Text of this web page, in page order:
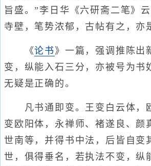
旨盛。”李日华《六研斋二笔》
寺壁，笔势浓郁，古帖有之，亦
《论书 》一篇，强调推陈出
变，纵能入石三分，亦被号为书
无疑是正确的。
凡书通即变。王变白云体，
变欧阳体，永禅师、褚遂良、颜
世南等，并得书中法，后皆自变
世，俱得垂名，若执法不变，纵